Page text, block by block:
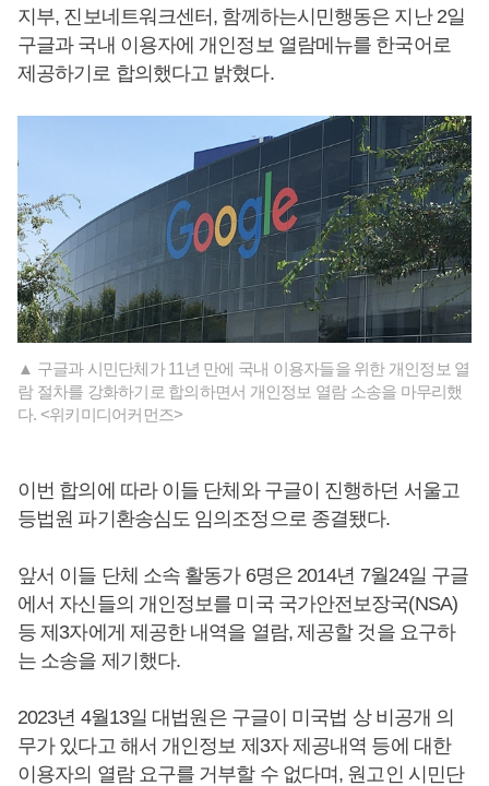
지부, 진보네트워크센터, 함께하는시민행동은 지난 2일
구글과 국내 이용자에 개인정보 열람메뉴를 한국어로
제공하기로 합의했다고 밝혔다.
▲ 구글과 시민단체가 11년 만에 국내 이용자들을 위한 개인정보 열
람 절차를 강화하기로 합의하면서 개인정보 열람 소송을 마무리했
다. <위키미디어커먼즈>
이번 합의에 따라 이들 단체와 구글이 진행하던 서울고
등법원 파기환송심도 임의조정으로 종결됐다.
앞서 이들 단체 소속 활동가 6명은 2014년 7월24일 구글
에서 자신들의 개인정보를 미국 국가안전보장국(NSA)
등 제3자에게 제공한 내역을 열람, 제공할 것을 요구하
는 소송을 제기했다.
2023년 4월13일 대법원은 구글이 미국법 상 비공개 의
무가 있다고 해서 개인정보 제3자 제공내역 등에 대한
이용자의 열람 요구를 거부할 수 없다며, 원고인 시민단